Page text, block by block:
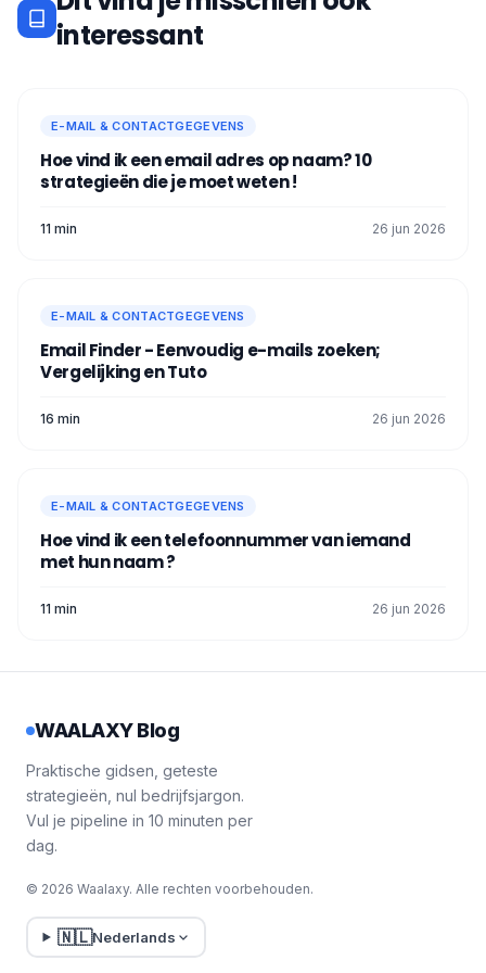
interessant
E-MAIL & CONTACTGEGEVENS
Hoe vind ik een email adres op naam? 10
strategieën die je moet weten !
11 min 26 jun 2026
E-MAIL & CONTACTGEGEVENS
Email Finder - Eenvoudig e-mails zoeken;
Vergelijking en Tuto
16 min 26 jun 2026
E-MAIL & CONTACTGEGEVENS
Hoe vind ik een telefoonnummer van iemand
met hun naam ?
11 min 26 jun 2026
WAALAXY Blog
Praktische gidsen, geteste
strategieën, nul bedrijfsjargon.
Vul je pipeline in 10 minuten per
dag.
© 2026 Waalaxy. Alle rechten voorbehouden.
🇳🇱Nederlands